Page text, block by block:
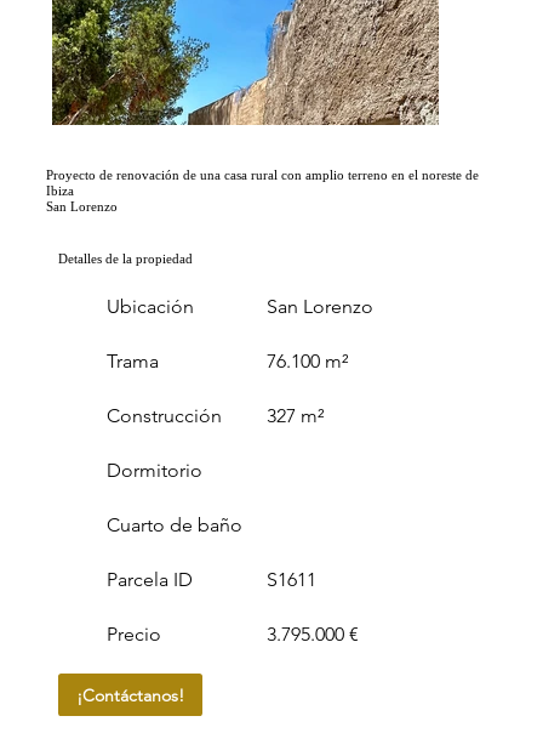
Proyecto de renovación de una casa rural con amplio terreno en el noreste de
Ibiza
San Lorenzo
Detalles de la propiedad
Ubicación
Trama
Construcción
San Lorenzo
76.100 m²
327 m²
Dormitorio
Cuarto de baño
Parcela ID
Precio
S1611
3.795.000 €
¡Contáctanos!